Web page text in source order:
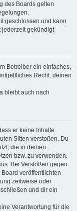
des Boards gelten
geschlossen und kann
jederzeit gekündigt
Betreiber ein einfaches,
Recht, deinen
bleibt auch nach
er keine Inhalte
Sitten verstoßen. Du
die in deinen
bzw. zu verwenden.
Bei Verstößen gegen
veröffentlichten
zeitweise oder
und dir ein
Verantwortung für die